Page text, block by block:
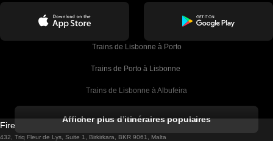
Trains de Lisbonne à Porto
Trains de Porto à Lisbonne
Trains de Lisbonne à Albufeira
Trains de Lisbonne à Lagos
Afficher plus d'itinéraires populaires
Firebird GT Limited (OC 1451)
432, Triq Fleur de Lys, Suite 1, Birkirkara, BKR 9061, Malta